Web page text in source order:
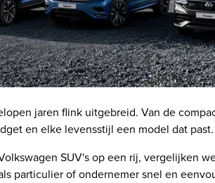
jaren flink uitgebreid. Van de
en elke levensstijl een model dat past.
SUV's op een rij, vergelijken
particulier of ondernemer snel en